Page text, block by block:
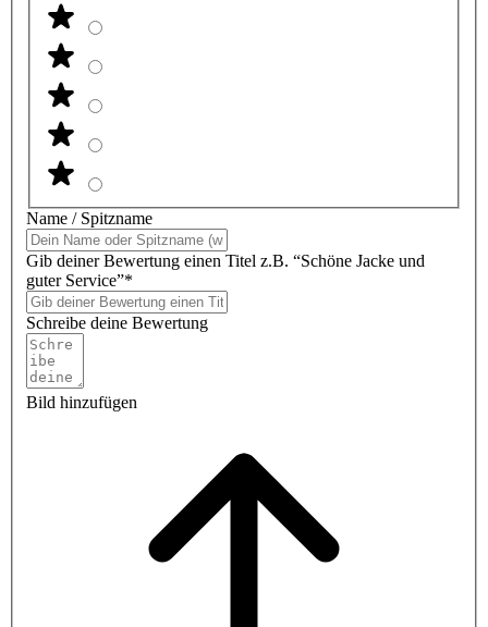
Name / Spitzname
Gib deiner Bewertung einen Titel z.B. “Schöne Jacke und
guter Service”*
Schreibe deine Bewertung
Bild hinzufügen